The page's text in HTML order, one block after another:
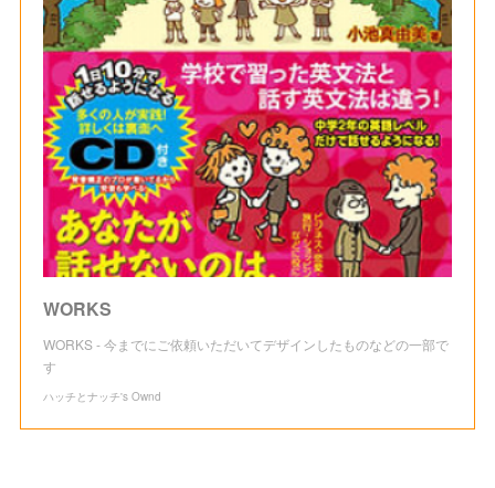
WORKS
WORKS - 今までにご依頼いただいてデザインしたものなどの一部で
す
ハッチとナッチ's Ownd